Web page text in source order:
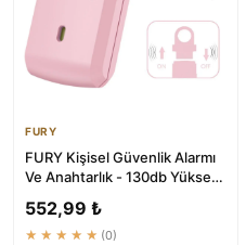
FURY
FURY Kişisel Güvenlik Alarmı
Ve Anahtarlık - 130db Yüksek
552,99 ₺
★★★★★ (0)